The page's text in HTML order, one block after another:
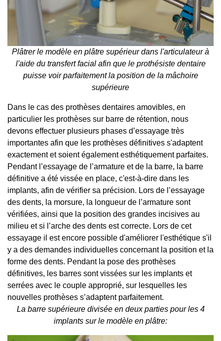
Plâtrer le modèle en plâtre supérieur dans l'articulateur à
l'aide du transfert facial afin que le prothésiste dentaire
puisse voir parfaitement la position de la mâchoire
supérieure
Dans le cas des prothèses dentaires amovibles, en
particulier les prothèses sur barre de rétention, nous
devons effectuer plusieurs phases d’essayage très
importantes afin que les prothèses définitives s'adaptent
exactement et soient également esthétiquement parfaites.
Pendant l’essayage de l’armature et de la barre, la barre
définitive a été vissée en place, c'est-à-dire dans les
implants, afin de vérifier sa précision. Lors de l’essayage
des dents, la morsure, la longueur de l’armature sont
vérifiées, ainsi que la position des grandes incisives au
milieu et si l’arche des dents est correcte. Lors de cet
essayage il est encore possible d'améliorer l'esthétique s'il
y a des demandes individuelles concernant la position et la
forme des dents. Pendant la pose des prothèses
définitives, les barres sont vissées sur les implants et
serrées avec le couple approprié, sur lesquelles les
nouvelles prothèses s’adaptent parfaitement.
La barre supérieure divisée en deux parties pour les 4
implants sur le modèle en plâtre: